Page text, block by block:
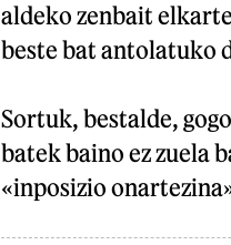
aldeko zenbait
beste bat antolatuko
Sortuk, bestalde,
batek baino ez zuela
«inposizio